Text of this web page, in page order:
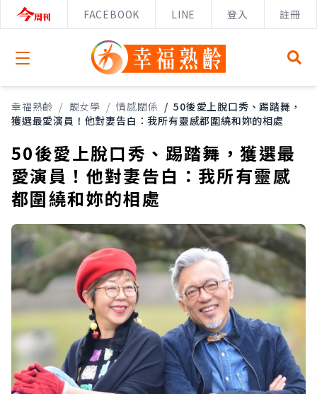
FACEBOOK LINE 登入 註冊
Open menu
幸福熟齡 / 靚女學 / 情感關係 / 50後愛上脫口秀、踢踏舞，
獲選最愛演員！他對妻告白：我所有靈感都圍繞和妳的相處
50後愛上脫口秀、踢踏舞，獲選最
愛演員！他對妻告白：我所有靈感
都圍繞和妳的相處